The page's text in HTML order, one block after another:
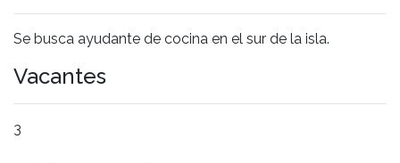
Se busca ayudante de cocina en el sur de la isla.
Vacantes
3